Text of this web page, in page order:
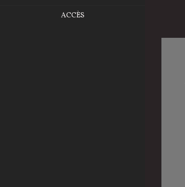
ACCÈS